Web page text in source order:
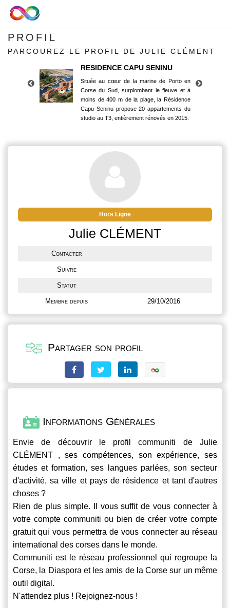
PROFIL
PARCOUREZ LE PROFIL DE JULIE CLÉMENT
RESIDENCE CAPU SENINU
Située au cœur de la marine de Porto en
Corse du Sud, surplombant le fleuve et à
moins de 400 m de la plage, la Résidence
Capu Seninu propose 20 appartements du
studio au T3, entièrement rénovés en 2015.
Corse du Sud, surplombant le fleuve et à
moins de 400 m de la plage, la Résidence
Capu Seninu propose 20 appartements du
studio au T3, entièrement rénovés en 2015.
Hors Ligne
Julie CLÉMENT
Contacter
Suivre
Statut
Membre depuis 29/10/2016
Partager son profil
Informations Générales
Envie de découvrir le profilcommuniti de Julie
CLÉMENT , ses compétences, son expérience, ses
études et formation, ses langues parlées, son secteur
d'activité, sa ville et pays de résidence et tant d'autres
choses ?
Rien de plus simple. Il vous suffit de vous connecter à
votre compte communiti ou bien de créer votre compte
gratuit qui vous permettra de vous connecter au réseau
international des corses dans le monde.
Communiti est le réseau professionnel qui regroupe la
Corse, la Diaspora et les amis de la Corse sur un même
outil digital.
N'attendez plus ! Rejoignez-nous !